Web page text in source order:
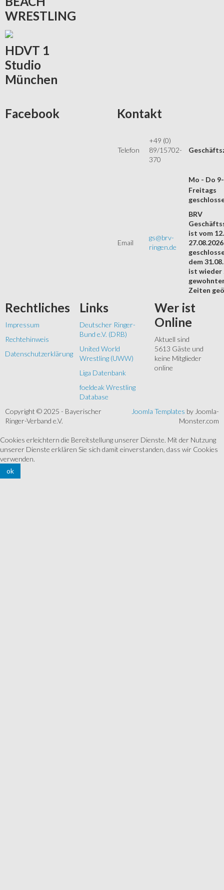
WRESTLING
HDVT 1
Studio
München
Facebook Kontakt
Telefon
+49 (0)
89/15702-
370
Mo - Do
Email
gs@brv-
ringen.de
Freitags
BRV
ist vom
27.08.2026
dem
ist wieder
Zeiten
Rechtliches
Impressum
Rechtehinweis
Datenschutzerklärung
Links
Deutscher Ringer-
Bund e.V. (DRB)
United World
Wrestling (UWW)
Liga Datenbank
foeldeak Wrestling
Database
Wer ist
Online
Aktuell sind
5613 Gäste und
keine Mitglieder
online
Copyright © 2025 - Bayerischer
Ringer-Verband e.V.
Joomla Templates by Joomla-
Monster.com
Cookies erleichtern die Bereitstellung unserer Dienste. Mit der Nutzung
unserer Dienste erklären Sie sich damit einverstanden, dass wir Cookies
verwenden.
ok